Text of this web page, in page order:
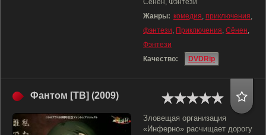
Сёнен, Фэнтези
Жанры: комедия, приключения,
фэнтези, Приключения, Сёнен,
Фэнтези
Качество:
DVDRip
Фантом [ТВ] (2009)
Зловещая организация
«Инферно» расчищает дорогу